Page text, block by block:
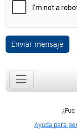
Enviar mensaje
Ayuda para